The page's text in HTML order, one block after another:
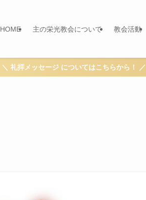
HOME 主の栄光教会について 教会活動
＼ 礼拝メッセージ についてはこちらから！ ／